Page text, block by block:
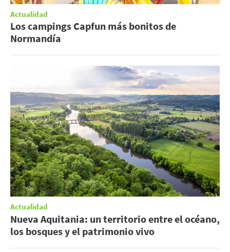
Actualidad
Los campings Capfun más bonitos de
Normandía
Actualidad
Nueva Aquitania: un territorio entre el océano,
los bosques y el patrimonio vivo